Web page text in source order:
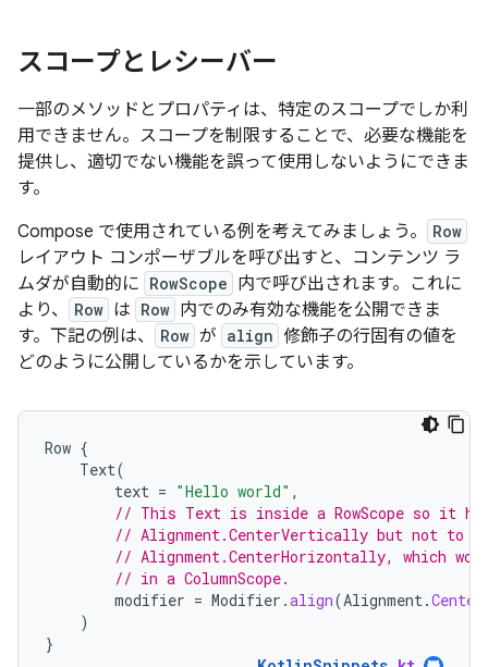
スコープとレシーバー
一部のメソッドとプロパティは、特定のスコープでしか利
用できません。スコープを制限することで、必要な機能を
提供し、適切でない機能を誤って使用しないようにできま
す。
Compose で使用されている例を考えてみましょう。
Row
レイアウト コンポーザブルを呼び出すと、コンテンツ ラ
ムダが自動的に RowScope 内で呼び出されます。これに
より、
Row は Row 内でのみ有効な機能を公開できま
す。下記の例は、
Row が align 修飾子の行固有の値を
どのように公開しているかを示しています。
Row {
Text(
text = "Hello world" ,
// This Text is inside a RowScope so it
// Alignment.CenterVertically but not to
// Alignment.CenterHorizontally, which
// in a ColumnScope.
modifier = Modifier .align(Alignment.
)
}